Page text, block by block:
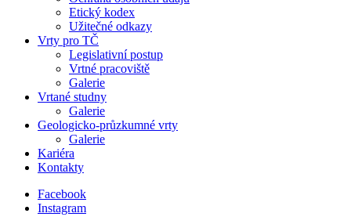
Etický kodex
Užitečné odkazy
Vrty pro TČ
Legislativní postup
Vrtné pracoviště
Galerie
Vrtané studny
Galerie
Geologicko-průzkumné vrty
Galerie
Kariéra
Kontakty
Facebook
Instagram